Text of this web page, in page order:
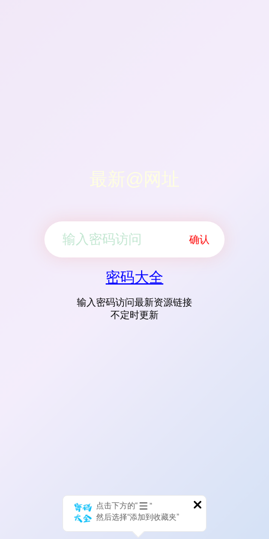
最新@网址
确认
密码大全
输入密码访问最新资源链接
不定时更新
点击下方的“
”
然后选择“添加到收藏夹”